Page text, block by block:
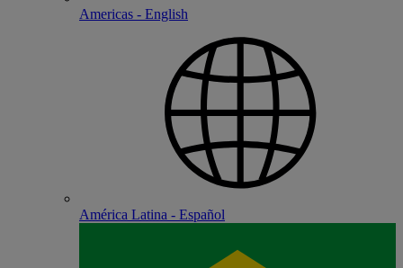
Americas - English
América Latina - Español